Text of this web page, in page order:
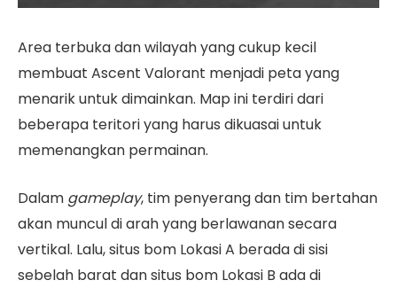
Area terbuka dan wilayah yang cukup kecil
membuat Ascent Valorant menjadi peta yang
menarik untuk dimainkan. Map ini terdiri dari
beberapa teritori yang harus dikuasai untuk
memenangkan permainan.
Dalam gameplay, tim penyerang dan tim bertahan
akan muncul di arah yang berlawanan secara
vertikal. Lalu, situs bom Lokasi A berada di sisi
sebelah barat dan situs bom Lokasi B ada di